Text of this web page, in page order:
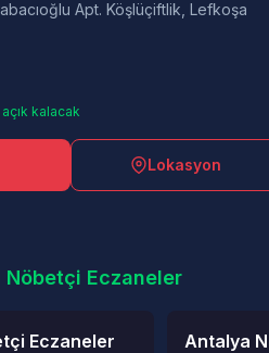
Apt. Köşlüçiftlik, Lefkoşa
kalacak
Lokasyon
Eczaneler
Eczaneler Antalya